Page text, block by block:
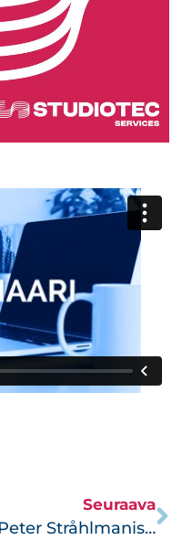
Seuraava
Peter Stråhlmanista yrittäjäneuvos